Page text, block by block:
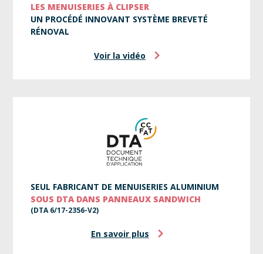
LES MENUISERIES À CLIPSER
UN PROCÉDÉ INNOVANT SYSTÈME BREVETÉ
RÉNOVAL
Voir la vidéo
SEUL FABRICANT DE MENUISERIES ALUMINIUM
SOUS DTA DANS PANNEAUX SANDWICH
(DTA 6/17-2356-V2)
En savoir plus